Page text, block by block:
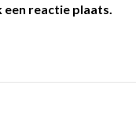
reactie plaats.